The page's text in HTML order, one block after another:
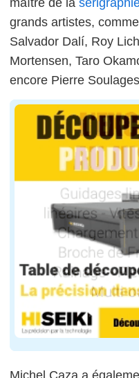
grands artistes,
Salvador Dalí, Roy
Mortensen, Taro
encore Pierre
Michel Caza a